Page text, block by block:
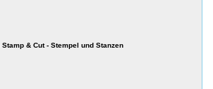
& Cut - Stempel und Stanzen